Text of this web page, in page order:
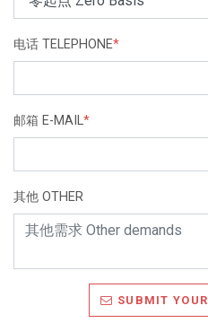
电话 TELEPHONE*
邮箱 E-MAIL*
其他 OTHER
SUBMIT